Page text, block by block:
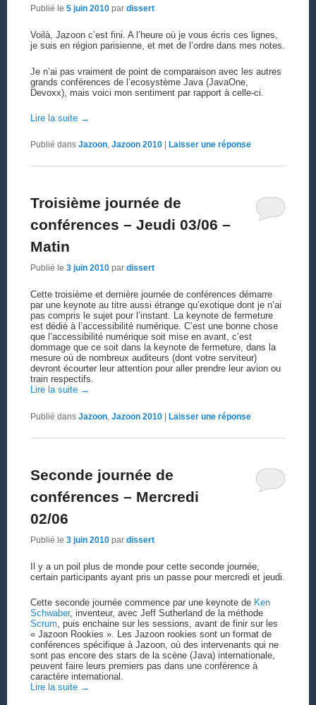
Publié le 5 juin 2010 par dissert
Voilà, Jazoon c’est fini. A l’heure où je vous écris ces lignes,
je suis en région parisienne, et met de l’ordre dans mes notes.
Je n’ai pas vraiment de point de comparaison avec les autres
grands conférences de l’ecosystème Java (JavaOne,
Devoxx), mais voici mon sentiment par rapport à celle-ci.
Lire la suite →
Publié dans Jazoon, Jazoon 2010 | Laisser une réponse
Troisième journée de
conférences – Jeudi 03/06 –
Matin
Publié le 3 juin 2010 par dissert
Cette troisième et dernière journée de conférences démarre
par une keynote au titre aussi étrange qu’exotique dont je n’ai
pas compris le sujet pour l’instant. La keynote de fermeture
est dédié à l’accessibilité numérique. C’est une bonne chose
que l’accessibilité numérique soit mise en avant, c’est
dommage que ce soit dans la keynote de fermeture, dans la
mesure où de nombreux auditeurs (dont votre serviteur)
devront écourter leur attention pour aller prendre leur avion ou
train respectifs.
Lire la suite →
Publié dans Jazoon, Jazoon 2010 | Laisser une réponse
Seconde journée de
conférences – Mercredi
02/06
Publié le 3 juin 2010 par dissert
Il y a un poil plus de monde pour cette seconde journée,
certain participants ayant pris un passe pour mercredi et jeudi.
Cette seconde journée commence par une keynote de Ken
Schwaber, inventeur, avec Jeff Sutherland de la méthode
Scrum, puis enchaine sur les sessions, avant de finir sur les
« Jazoon Rookies ». Les Jazoon rookies sont un format de
conférences spécifique à Jazoon, où des intervenants qui ne
sont pas encore des stars de la scène (Java) internationale,
peuvent faire leurs premiers pas dans une conférence à
caractère international.
Lire la suite →